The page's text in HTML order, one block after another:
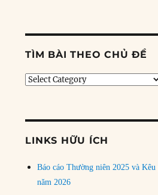
TÌM BÀI THEO CHỦ ĐỀ
Tìm
LINKS HỮU ÍCH
Báo cáo Thường niên 2025 và
năm 2026